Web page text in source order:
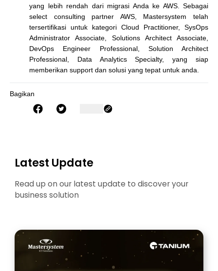
yang lebih rendah dari migrasi Anda ke AWS. Sebagai
select consulting partner AWS, Mastersystem telah
tersertifikasi untuk kategori Cloud Practitioner, SysOps
Administrator Associate, Solutions Architect Associate,
DevOps Engineer Professional, Solution Architect
Professional, Data Analytics Specialty, yang siap
memberikan support dan solusi yang tepat untuk anda.
Bagikan
Latest Update
Read up on our latest update to discover your
business solution